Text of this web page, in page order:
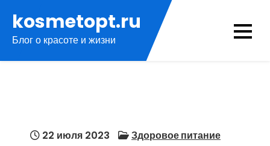
содержимому
kosmetopt.ru
Блог о красоте и жизни
22 июля 2023 Здоровое питание